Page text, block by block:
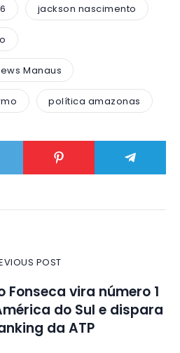
jackson nascimento
Manaus
política amazonas
POST
Fonseca vira número 1
do Sul e dispara
da ATP